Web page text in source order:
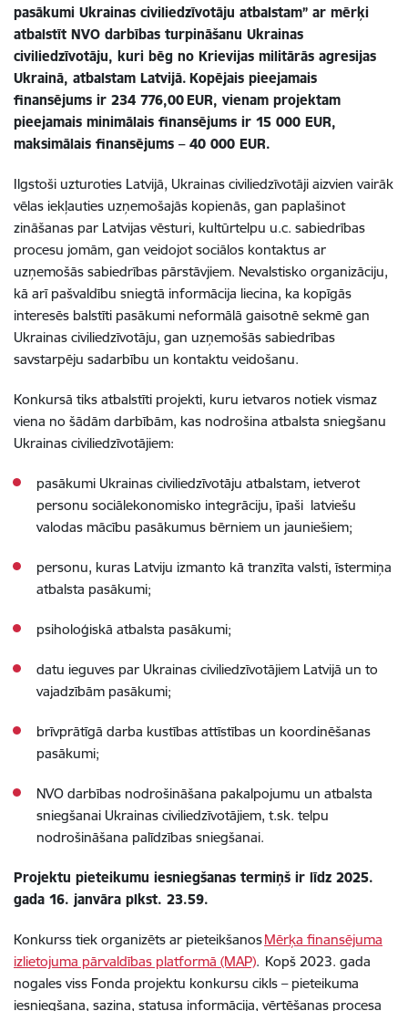
pasākumi Ukrainas civiliedzīvotāju atbalstam” ar mērķi
atbalstīt NVO darbības turpināšanu Ukrainas
civiliedzīvotāju, kuri bēg no Krievijas militārās agresijas
Ukrainā, atbalstam Latvijā. Kopējais pieejamais
finansējums ir 234 776,00 EUR, vienam projektam
pieejamais minimālais finansējums ir 15 000 EUR,
maksimālais finansējums – 40 000 EUR.
Ilgstoši uzturoties Latvijā, Ukrainas civiliedzīvotāji aizvien vairāk
vēlas iekļauties uzņemošajās kopienās, gan paplašinot
zināšanas par Latvijas vēsturi, kultūrtelpu u.c. sabiedrības
procesu jomām, gan veidojot sociālos kontaktus ar
uzņemošās sabiedrības pārstāvjiem. Nevalstisko organizāciju,
kā arī pašvaldību sniegtā informācija liecina, ka kopīgās
interesēs balstīti pasākumi neformālā gaisotnē sekmē gan
Ukrainas civiliedzīvotāju, gan uzņemošās sabiedrības
savstarpēju sadarbību un kontaktu veidošanu.
Konkursā tiks atbalstīti projekti, kuru ietvaros notiek vismaz
viena no šādām darbībām, kas nodrošina atbalsta sniegšanu
Ukrainas civiliedzīvotājiem:
pasākumi Ukrainas civiliedzīvotāju atbalstam, ietverot
personu sociālekonomisko integrāciju, īpaši latviešu
valodas mācību pasākumus bērniem un jauniešiem;
personu, kuras Latviju izmanto kā tranzīta valsti, īstermiņa
atbalsta pasākumi;
psiholoģiskā atbalsta pasākumi;
datu ieguves par Ukrainas civiliedzīvotājiem Latvijā un to
vajadzībām pasākumi;
brīvprātīgā darba kustības attīstības un koordinēšanas
pasākumi;
NVO darbības nodrošināšana pakalpojumu un atbalsta
sniegšanai Ukrainas civiliedzīvotājiem, t.sk. telpu
nodrošināšana palīdzības sniegšanai.
Projektu pieteikumu iesniegšanas termiņš ir līdz 2025.
gada 16. janvāra plkst. 23.59.
Konkurss tiek organizēts ar pieteikšanosMērķa finansējuma
izlietojuma pārvaldības platformā (MAP). Kopš 2023. gada
nogales viss Fonda projektu konkursu cikls – pieteikuma
iesniegšana, saziņa, statusa informācija, vērtēšanas procesa